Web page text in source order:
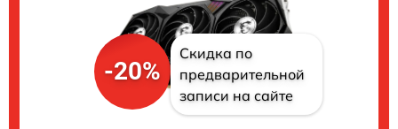
-20%
Скидка по
предварительной
записи на сайте